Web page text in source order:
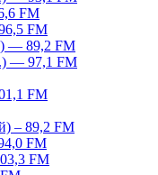
FM
FM
— 89,2 FM
— 97,1 FM
FM
– 89,2 FM
FM
FM